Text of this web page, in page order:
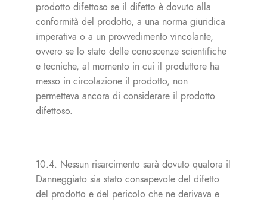
prodotto difettoso se il difetto è dovuto alla
conformità del prodotto, a una norma giuridica
imperativa o a un provvedimento vincolante,
ovvero se lo stato delle conoscenze scientifiche
e tecniche, al momento in cui il produttore ha
messo in circolazione il prodotto, non
permetteva ancora di considerare il prodotto
difettoso.
10.4. Nessun risarcimento sarà dovuto qualora il
Danneggiato sia stato consapevole del difetto
del prodotto e del pericolo che ne derivava e